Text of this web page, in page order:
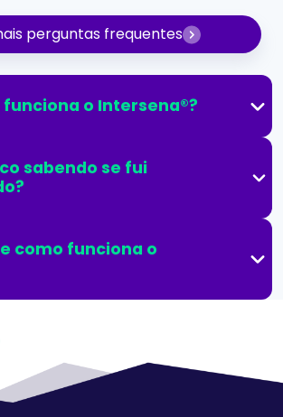
perguntas frequentes
funciona o Intersena®?
sabendo se fui
como funciona o